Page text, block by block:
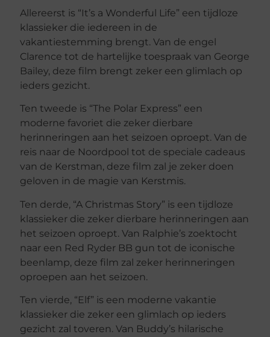
Allereerst is “It’s a Wonderful Life” een tijdloze
klassieker die iedereen in de
vakantiestemming brengt. Van de engel
Clarence tot de hartelijke toespraak van George
Bailey, deze film brengt zeker een glimlach op
ieders gezicht.
Ten tweede is “The Polar Express” een
moderne favoriet die zeker dierbare
herinneringen aan het seizoen oproept. Van de
reis naar de Noordpool tot de speciale cadeaus
van de Kerstman, deze film zal je zeker doen
geloven in de magie van Kerstmis.
Ten derde, “A Christmas Story” is een tijdloze
klassieker die zeker dierbare herinneringen aan
het seizoen oproept. Van Ralphie’s zoektocht
naar een Red Ryder BB gun tot de iconische
beenlamp, deze film zal zeker herinneringen
oproepen aan het seizoen.
Ten vierde, “Elf” is een moderne vakantie
klassieker die zeker een glimlach op ieders
gezicht zal toveren. Van Buddy’s hilarische